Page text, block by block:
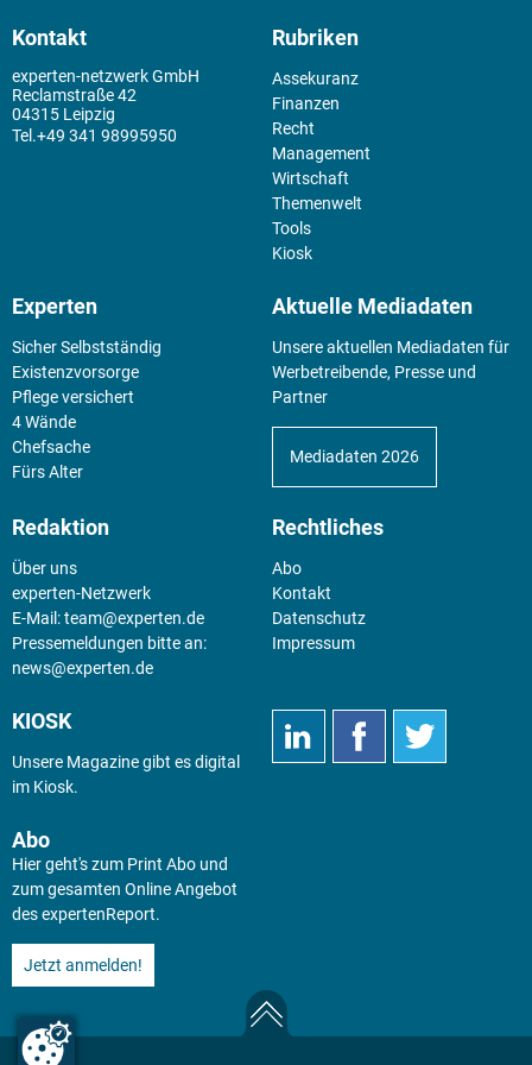
Kontakt
experten-netzwerk GmbH
Reclamstraße 42
04315 Leipzig
+49 341 98995950
Rubriken
Assekuranz
Finanzen
Recht
Management
Wirtschaft
Themenwelt
Tools
Kiosk
Experten
Sicher Selbstständig
Existenz­vorsorge
Pflege versichert
4 Wände
Chefsache
Fürs Alter
Aktuelle Mediadaten
Unsere aktuellen Mediadaten für
Werbetreibende, Presse und
Partner
Mediadaten 2026
Redaktion
Über uns
experten-Netzwerk
E-Mail:team@experten.de
Pressemeldungen bitte an:
news@experten.de
Rechtliches
Abo
Kontakt
Datenschutz
Impressum
KIOSK
Unsere Magazine gibt es digital
im Kiosk.
Abo
Hier geht's zum Print Abo und
zum gesamten Online Angebot
des expertenReport.
Jetzt anmelden!